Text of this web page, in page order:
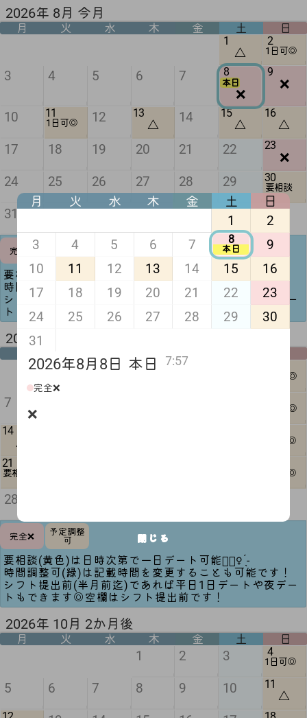
1 2 3 4
1日可◎
5 6 7 8 9 10 11
△
2026年 10月 2か月後
月 火 水 木 金 土 日
1 2 3 4 1日可◎
7 1日可◎
14
△ 1日可◎
21
要相談 1日可◎
28
完全❌
予定調整
可
要相談(黄色)は日時次第で一日デート可能🙆🏻‍♀️ ̖́-‬
時間調整可(緑)は記載時間を変更することも可能です！
シフト提出前(半月前迄)であれば平日1日デートや夜デー
トもできます◎空欄はシフト提出前です！
2026年 9月 来月
火
1
△
2
1日可◎
3 4 5 6 7 8
本日
❌
9
❌
10 11
1日可◎ 12 13
△ 14 15
△
16
△
17
18 19 20 21 22 23
❌
24
25 26 27 28 29 30
要相談
31
完全❌
予定調整
可
要相談(黄色)は日時次第で一日デート可能🙆🏻‍♀️ ̖́-‬
時間調整可(緑)は記載時間を変更することも可能です！
シフト提出前(半月前迄)であれば平日1日デートや夜デー
トもできます◎空欄はシフト提出前です！
2026年 8月 今月
月 火 水 木 金 土 日
月 火 水 木 金 土
日
1
2
3
4 5 6 7 8
本日
9
10
11 12 13 14 15
16
17
18 19 20 21 22
23
24
25 26 27 28 29
30
31
2026年8月8日 本日 7:57
完全❌
❌
閉じる